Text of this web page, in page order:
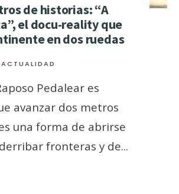
de historias: “A
el docu-reality que
en dos ruedas
ACTUALIDAD
Pedalear es
avanzar dos metros
una forma de abrirse
fronteras y de...